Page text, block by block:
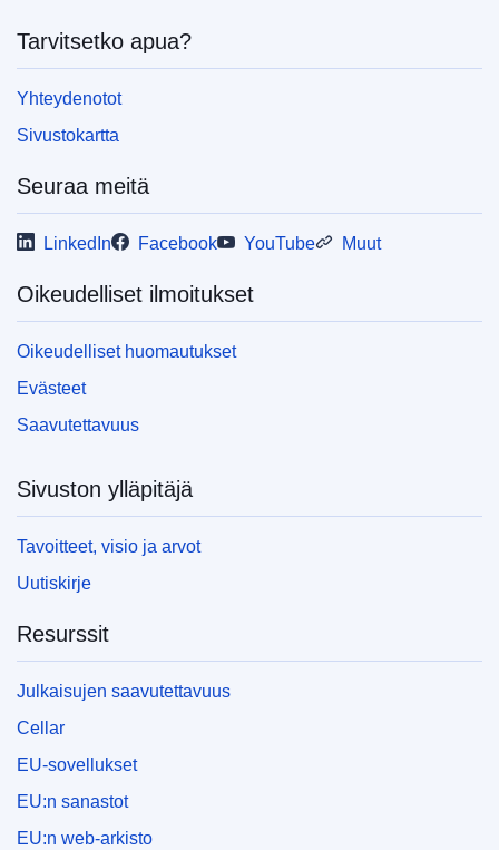
Tarvitsetko apua?
Yhteydenotot
Sivustokartta
Seuraa meitä
LinkedIn Facebook YouTube Muut
Oikeudelliset ilmoitukset
Oikeudelliset huomautukset
Evästeet
Saavutettavuus
Sivuston ylläpitäjä
Tavoitteet, visio ja arvot
Uutiskirje
Resurssit
Julkaisujen saavutettavuus
Cellar
EU-sovellukset
EU:n sanastot
EU:n web-arkisto